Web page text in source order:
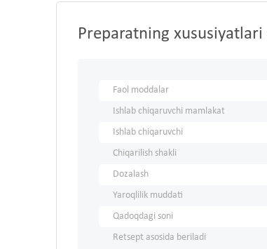
Preparatning xususiyatlari
Faol moddalar
Ishlab chiqaruvchi mamlakat
Ishlab chiqaruvchi
Chiqarilish shakli
Dozalash
Yaroqlilik muddati
Qadoqdagi soni
Retsept asosida beriladi